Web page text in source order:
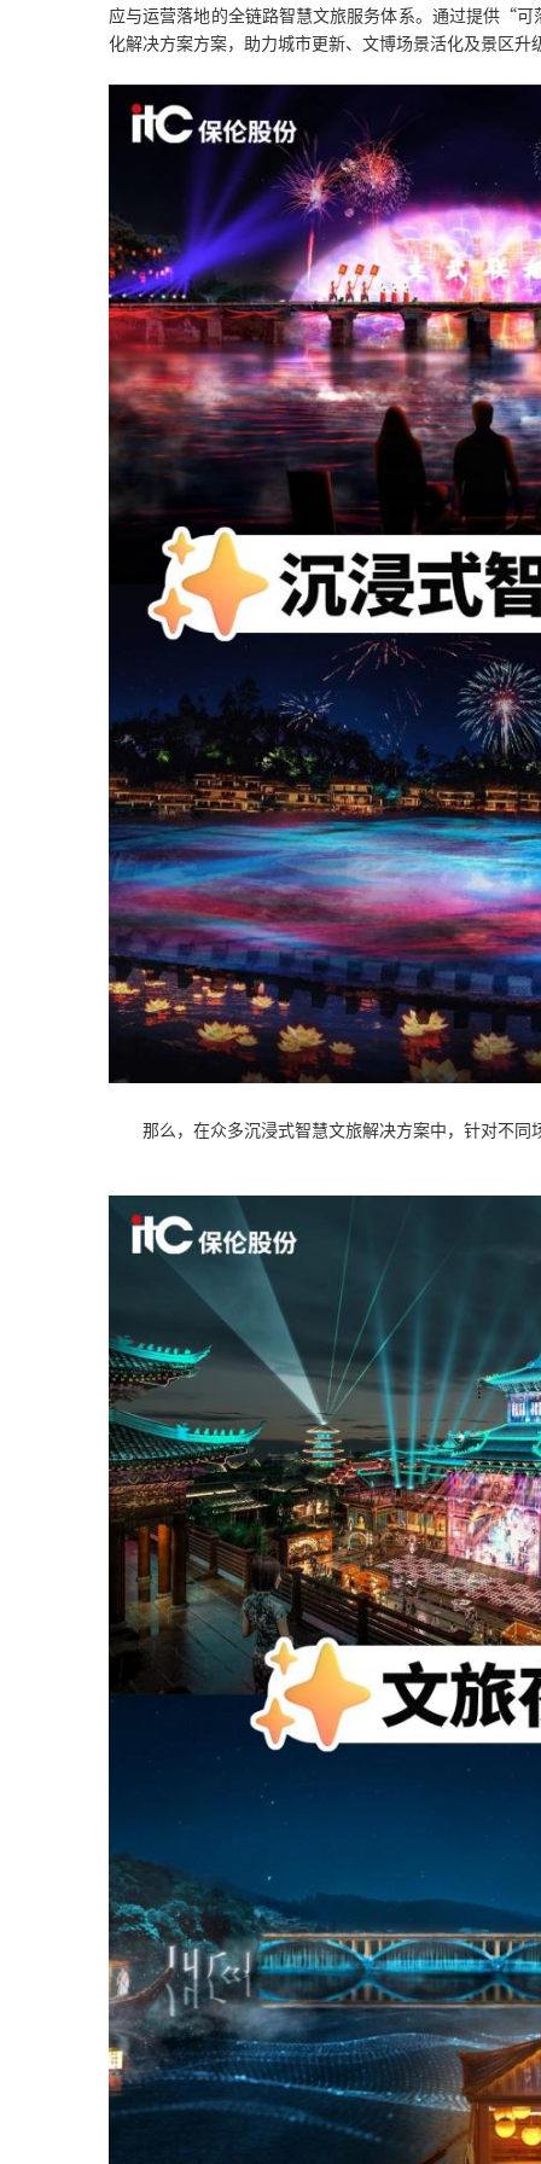
应与运营落地的全链路智慧文旅服务体系。通过提供“
化解决方案方案，助力城市更新、文博场景活化及景区
那么，在众多沉浸式智慧文旅解决方案中，针对不